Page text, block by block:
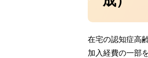
在宅の認知症高
加入経費の一部